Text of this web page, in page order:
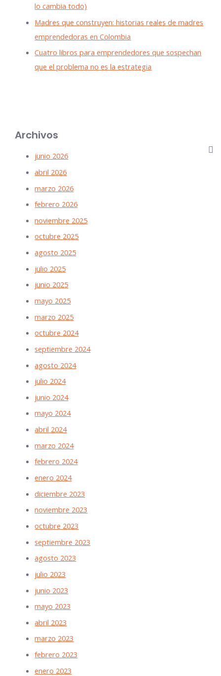
lo cambia todo)
Madres que construyen: historias reales de madres
emprendedoras en Colombia
Cuatro libros para emprendedores que sospechan
que el problema no es la estrategia
Archivos
junio 2026
abril 2026
marzo 2026
febrero 2026
noviembre 2025
octubre 2025
agosto 2025
julio 2025
junio 2025
mayo 2025
marzo 2025
octubre 2024
septiembre 2024
agosto 2024
julio 2024
junio 2024
mayo 2024
abril 2024
marzo 2024
febrero 2024
enero 2024
diciembre 2023
noviembre 2023
octubre 2023
septiembre 2023
agosto 2023
julio 2023
junio 2023
mayo 2023
abril 2023
marzo 2023
febrero 2023
enero 2023